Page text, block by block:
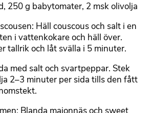
250 g babytomater, 2 msk olivolja
Häll couscous och salt i en
i vattenkokare och häll över.
tallrik och låt svälla i 5 minuter.
med salt och svartpeppar. Stek
2–3 minuter per sida tills den fått
Blanda majonnäs och sweet